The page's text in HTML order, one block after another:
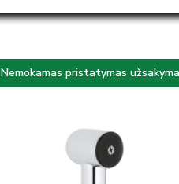
Nemokamas pristatymas